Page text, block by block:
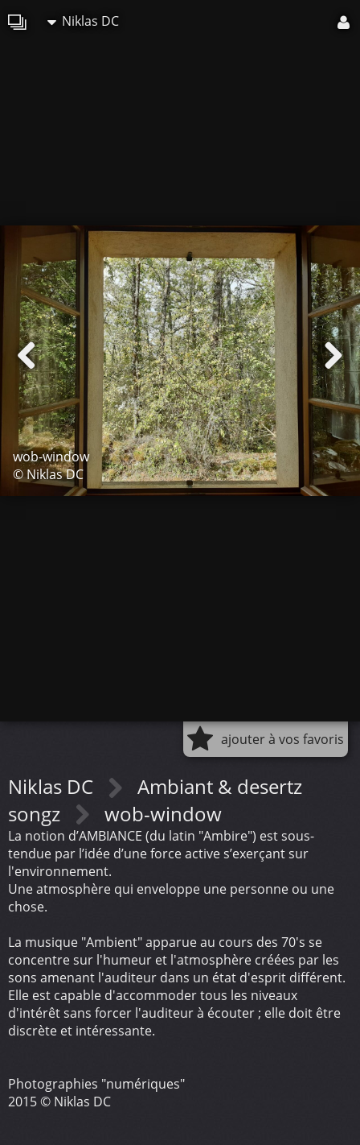
Niklas DC
wob-window
© Niklas DC
ajouter à vos favoris
Niklas DC
Ambiant & desertz
songz
wob-window
La notion d’AMBIANCE (du latin "Ambire") est sous-
tendue par l’idée d’une force active s’exerçant sur
l'environnement.
Une atmosphère qui enveloppe une personne ou une
chose.
La musique "Ambient" apparue au cours des 70's se
concentre sur l'humeur et l'atmosphère créées par les
sons amenant l'auditeur dans un état d'esprit différent.
Elle est capable d'accommoder tous les niveaux
d'intérêt sans forcer l'auditeur à écouter ; elle doit être
discrète et intéressante.
Photographies "numériques"
2015 © Niklas DC